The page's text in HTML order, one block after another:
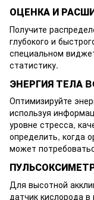
ОЦЕНКА И
Получите
глубокого и
специальном
статистику.
ЭНЕРГИЯ ТЕЛА
Оптимизируйте
используя
уровне стресса,
определить, когда
может
Для высотной
датчик кислорода в